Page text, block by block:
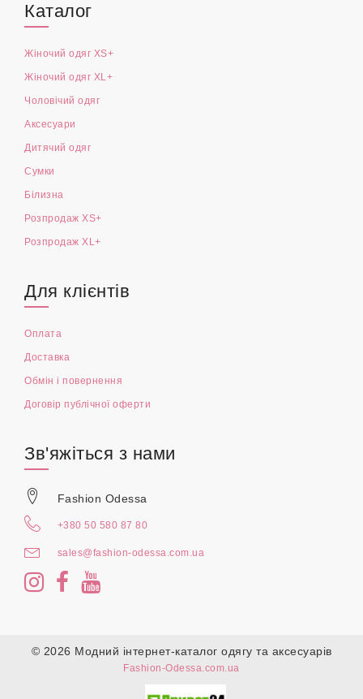
Каталог
Жіночий одяг XS+
Жіночий одяг XL+
Чоловічий одяг
Аксесуари
Дитячий одяг
Сумки
Білизна
Розпродаж XS+
Розпродаж XL+
Для клієнтів
Оплата
Доставка
Обмін і повернення
Договір публічної оферти
Зв'яжіться з нами
Fashion Odessa
+380 50 580 87 80
sales@fashion-odessa.com.ua
© 2026 Модний інтернет-каталог одягу та аксесуарів
Fashion-Odessa.com.ua